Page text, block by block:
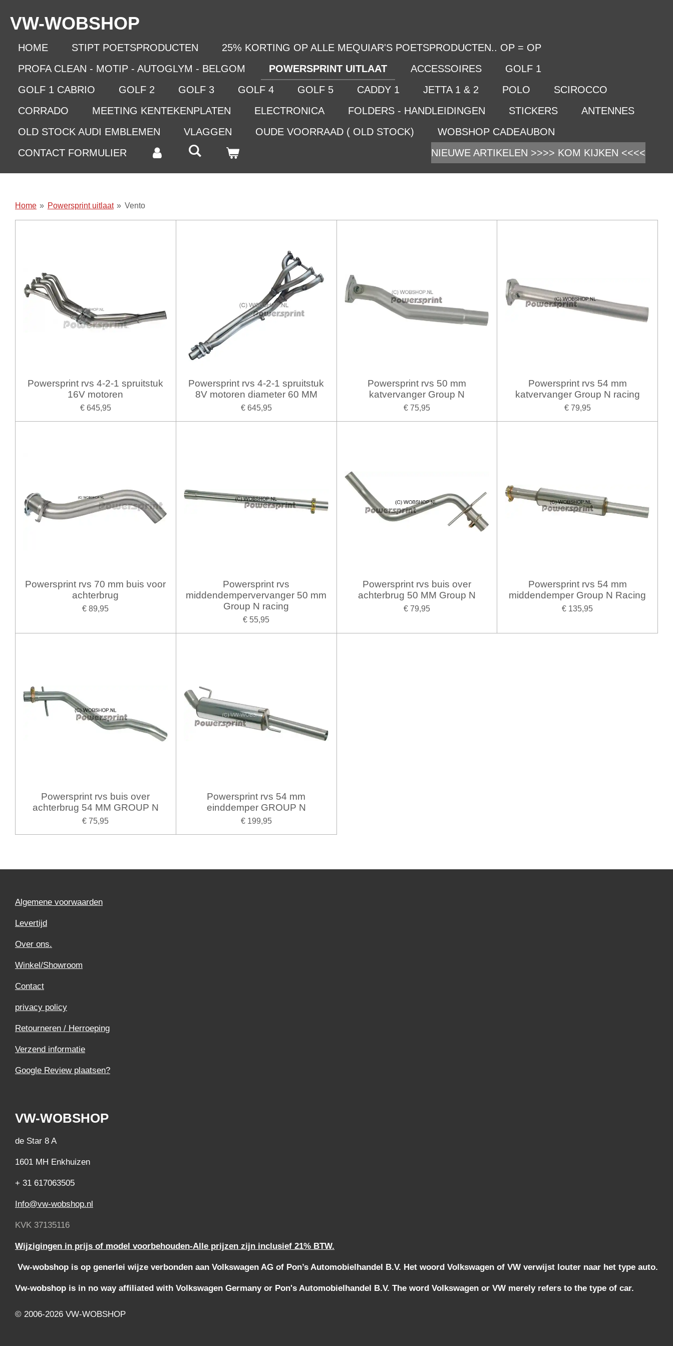
direct
VW-WOBSHOP
HOME STIPT POETSPRODUCTEN
25% KORTING OP ALLE MEQUIAR'S POETSPRODUCTEN.. OP = OP
PROFA CLEAN - MOTIP - AUTOGLYM - BELGOM
POWERSPRINT UITLAAT ACCESSOIRES
GOLF 1
GOLF 1 CABRIO
GOLF 2 GOLF 3 GOLF 4 GOLF 5 CADDY 1 JETTA 1 & 2 POLO
SCIROCCO
CORRADO
MEETING KENTEKENPLATEN ELECTRONICA FOLDERS - HANDLEIDINGEN STICKERS
ANTENNES
OLD STOCK AUDI EMBLEMEN
VLAGGEN OUDE VOORRAAD ( OLD STOCK)
WOBSHOP CADEAUBON
CONTACT FORMULIER
NIEUWE ARTIKELEN >>>> KOM KIJKEN <<<<
Home » Powersprint uitlaat » Vento
Powersprint rvs 4-2-1 spruitstuk
16V motoren
€ 645,95
Powersprint rvs 4-2-1 spruitstuk
8V motoren diameter 60 MM
€ 645,95
Powersprint rvs 50 mm
katvervanger Group N
€ 75,95
Powersprint rvs 54 mm
katvervanger Group N racing
€ 79,95
Powersprint rvs 70 mm buis voor
achterbrug
€ 89,95
Powersprint rvs
middendempervervanger 50 mm
Group N racing
€ 55,95
Powersprint rvs buis over
achterbrug 50 MM Group N
€ 79,95
Powersprint rvs 54 mm
middendemper Group N Racing
€ 135,95
Powersprint rvs buis over
achterbrug 54 MM GROUP N
€ 75,95
Powersprint rvs 54 mm
einddemper GROUP N
€ 199,95
Algemene voorwaarden
Levertijd
Over ons.
Winkel/Showroom
Contact
privacy policy
Retourneren / Herroeping
Verzend informatie
Google Review plaatsen?
VW-WOBSHOP
de Star 8 A
1601 MH Enkhuizen
+ 31 617063505
Info@vw-wobshop.nl
KVK 37135116
Wijzigingen in prijs of model voorbehouden-Alle prijzen zijn inclusief 21% BTW.
Vw-wobshop is op generlei wijze verbonden aan Volkswagen AG of Pon’s Automobielhandel B.V. Het woord Volkswagen of VW verwijst louter naar het type auto.
Vw-wobshop is in no way affiliated with Volkswagen Germany or Pon's Automobielhandel B.V. The word Volkswagen or VW merely refers to the type of car.
© 2006-2026 VW-WOBSHOP